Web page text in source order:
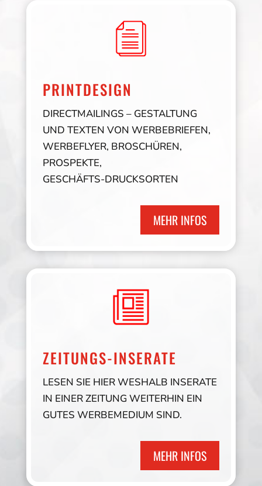
PRINTDESIGN
DIRECTMAILINGS – GESTALTUNG
UND TEXTEN VON WERBEBRIEFEN,
WERBEFLYER, BROSCHÜREN,
PROSPEKTE,
GESCHÄFTS-DRUCKSORTEN
MEHR INFOS
ZEITUNGS-INSERATE
LESEN SIE HIER WESHALB INSERATE
IN EINER ZEITUNG WEITERHIN EIN
GUTES WERBEMEDIUM SIND.
MEHR INFOS